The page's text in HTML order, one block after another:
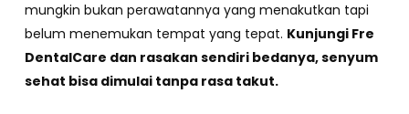
mungkin bukan perawatannya yang menakutkan tapi
belum menemukan tempat yang tepat. Kunjungi Fre
DentalCare dan rasakan sendiri bedanya, senyum
sehat bisa dimulai tanpa rasa takut.